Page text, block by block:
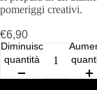
pomeriggi creativi.
€6,90
Diminuisci
quantità